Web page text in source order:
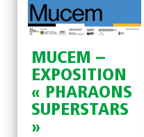
MUCEM –
EXPOSITION
« PHARAONS
SUPERSTARS
»